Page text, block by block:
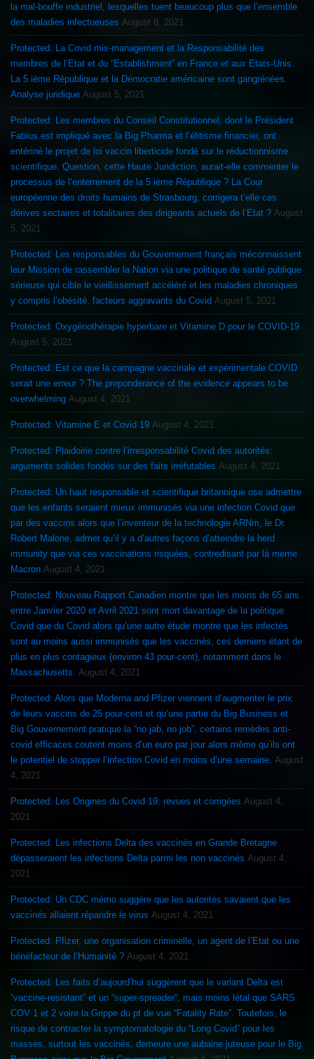
la mal-bouffe industriel, lesquelles tuent beaucoup plus que l’ensemble
des maladies infectueuses August 8, 2021
Protected: La Covid mis-management et la Responsabilité des
membres de l’Etat et du “Establishment” en France et aux Etats-Unis.
La 5 ième République et la Démocratie américaine sont gangrénées.
Analyse juridique August 5, 2021
Protected: Les membres du Conseil Constitutionnel, dont le Président
Fabius est impliqué avec la Big Pharma et l’élitisme financier, ont
entériné le projet de loi vaccin liberticide fondé sur le réductionnisme
scientifique. Question, cette Haute Juridiction, aurait-elle commenter le
processus de l’enterrement de la 5 ième République ? La Cour
européenne des droits humains de Strasbourg, corrigera t’elle ces
dérives sectaires et totalitaires des dirigeants actuels de l’Etat ? August
5, 2021
Protected: Les responsables du Gouvernement français méconnaissent
leur Mission de rassembler la Nation via une politique de santé publique
sérieuse qui cible le vieillissement accéléré et les maladies chroniques
y compris l’obésité, facteurs aggravants du Covid August 5, 2021
Protected: Oxygénothérapie hyperbare et Vitamine D pour le COVID-19
August 5, 2021
Protected: Est ce que la campagne vaccinale et expérimentale COVID
serait une erreur ? The preponderance of the evidence appears to be
overwhelming August 4, 2021
Protected: Vitamine E et Covid 19 August 4, 2021
Protected: Plaidoirie contre l’irresponsabilité Covid des autorités:
arguments solides fondés sur des faits irréfutables August 4, 2021
Protected: Un haut responsable et scientifique britannique ose admettre
que les enfants seraient mieux immunisés via une infection Covid que
par des vaccins alors que l’inventeur de la technologie ARNm, le Dr.
Robert Malone, admet qu’il y a d’autres façons d’atteindre la herd
immunity que via ces vaccinations risquées, contredisant par là meme
Macron August 4, 2021
Protected: Nouveau Rapport Canadien montre que les moins de 65 ans
entre Janvier 2020 et Avril 2021 sont mort davantage de la politique
Covid que du Covid alors qu’une autre étude montre que les infectés
sont au moins aussi immunisés que les vaccinés, ces derniers étant de
plus en plus contagieux (environ 43 pour-cent), notamment dans le
Massachusetts.
August 4, 2021
Protected: Alors que Moderna and Pfizer viennent d’augmenter le prix
de leurs vaccins de 25 pour-cent et qu’une partie du Big Business et
Big Gouvernement pratique la “no jab, no job”, certains remèdes anti-
covid efficaces coutent moins d’un euro par jour alors même qu’ils ont
le potentiel de stopper l’infection Covid en moins d’une semaine. August
4, 2021
Protected: Les Origines du Covid 19: revues et corrigées August 4,
2021
Protected: Les infections Delta des vaccinés en Grande Bretagne
dépasseraient les infections Delta parmi les non vaccinés August 4,
2021
Protected: Un CDC mémo suggère que les autorités savaient que les
vaccinés allaient répandre le virus August 4, 2021
Protected: Pfizer, une organisation criminelle, un agent de l’Etat ou une
bénéfacteur de l’Humanité ? August 4, 2021
Protected: Les faits d’aujourd’hui suggèrent que le variant Delta est
“vaccine-resistant” et un “super-spreader”, mais moins létal que SARS
COV 1 et 2 voire la Grippe du pt de vue “Fatality Rate”. Toutefois, le
risque de contracter la symptomatologie du “Long Covid” pour les
masses, surtout les vaccinés, demeure une aubaine juteuse pour le Big